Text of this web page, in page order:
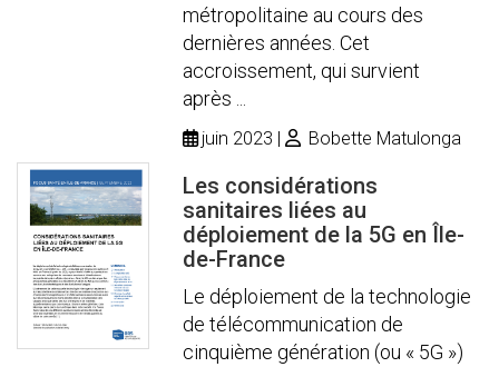
métropolitaine au cours des
dernières années. Cet
accroissement, qui survient
après ...
juin 2023 Bobette Matulonga
Les considérations
sanitaires liées au
déploiement de la 5G en Île-
de-France
Le déploiement de la technologie
de télécommunication de
cinquième génération (ou « 5G »)